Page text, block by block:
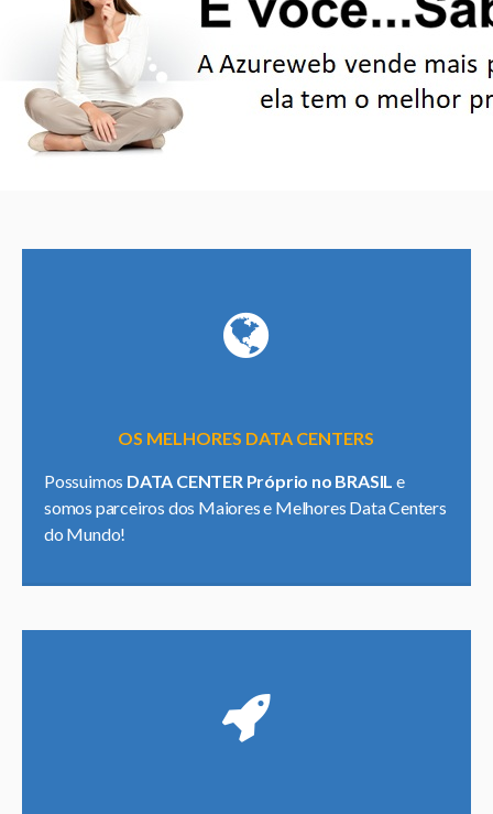
OS MELHORES DATA CENTERS
Possuimos DATA CENTER Próprio no BRASIL e
somos parceiros dos Maiores e Melhores Data Centers
do Mundo!